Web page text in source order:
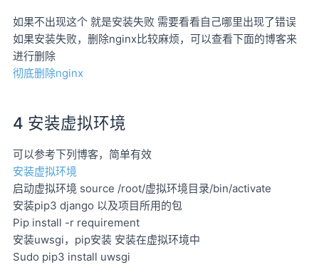
如果不出现这个 就是安装失败 需要看看自己哪里出现了错误
如果安装失败，删除nginx比较麻烦，可以查看下面的博客来
进行删除
彻底删除nginx
4 安装虚拟环境
可以参考下列博客，简单有效
安装虚拟环境
启动虚拟环境 source /root/虚拟环境目录/bin/activate
安装pip3 django 以及项目所用的包
Pip install -r requirement
安装uwsgi，pip安装 安装在虚拟环境中
Sudo pip3 install uwsgi